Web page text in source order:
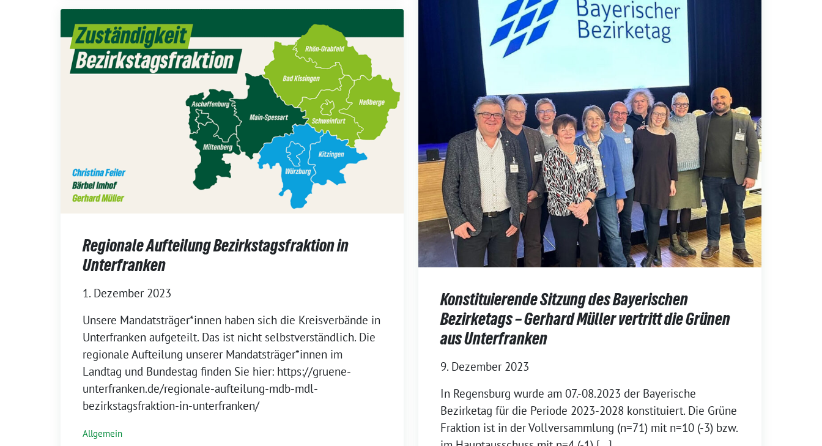
Konstituierende Sitzung des Bayerischen
Bezirketags – Gerhard Müller vertritt die Grünen
aus Unterfranken
9. Dezember 2023
In Regensburg wurde am 07.-08.2023 der Bayerische
Bezirketag für die Periode 2023-2028 konstituiert. Die Grüne
Fraktion ist in der Vollversammlung (n=71) mit n=10 (-3) bzw.
Regionale Aufteilung Bezirkstagsfraktion in
Unterfranken
1. Dezember 2023
Unsere Mandatsträger*innen haben sich die Kreisverbände in
Unterfranken aufgeteilt. Das ist nicht selbstverständlich. Die
regionale Aufteilung unserer Mandatsträger*innen im
Landtag und Bundestag finden Sie hier: https://gruene-
unterfranken.de/regionale-aufteilung-mdb-mdl-
bezirkstagsfraktion-in-unterfranken/
Allgemein